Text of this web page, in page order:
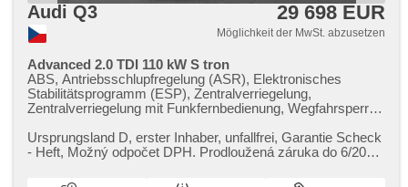
Audi Q3 29 698 EUR
Möglichkeit der MwSt. abzusetzen
Advanced 2.0 TDI 110 kW S tron
ABS, Antriebsschlupfregelung (ASR), Elektronisches
Stabilitätsprogramm (ESP), Zentralverriegelung,
Zentralverriegelung mit Funkfernbedienung, Wegfahrsperre,
Alufelgen, beheizte Sitze, Tempomat, Multifunktionslenkrad,
Antrieb 4x4, Servolenkung, Getönte Scheiben, hands free,
Seitenscheiben, Brems-Assistent, Heckscheibenwischer,
Ursprungsland D,​ erster Inhaber,​ unfallfrei,​ Garantie Scheck​
- Heft,​ Možný odpočet DPH. Prodloužená záruka do 6/2027